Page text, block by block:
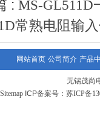
: MS-GL511D
常熟电阻输
网站首页 公司简介 产品
无锡茂尚
ICP备案号： 苏ICP备